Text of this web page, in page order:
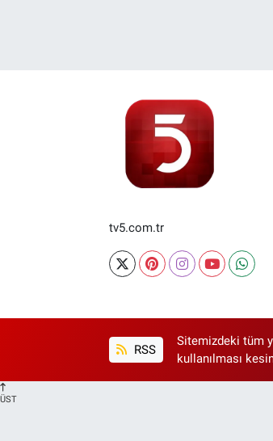
tv5.com.tr
RSS
Sitemizdeki tüm
kullanılması
ÜST